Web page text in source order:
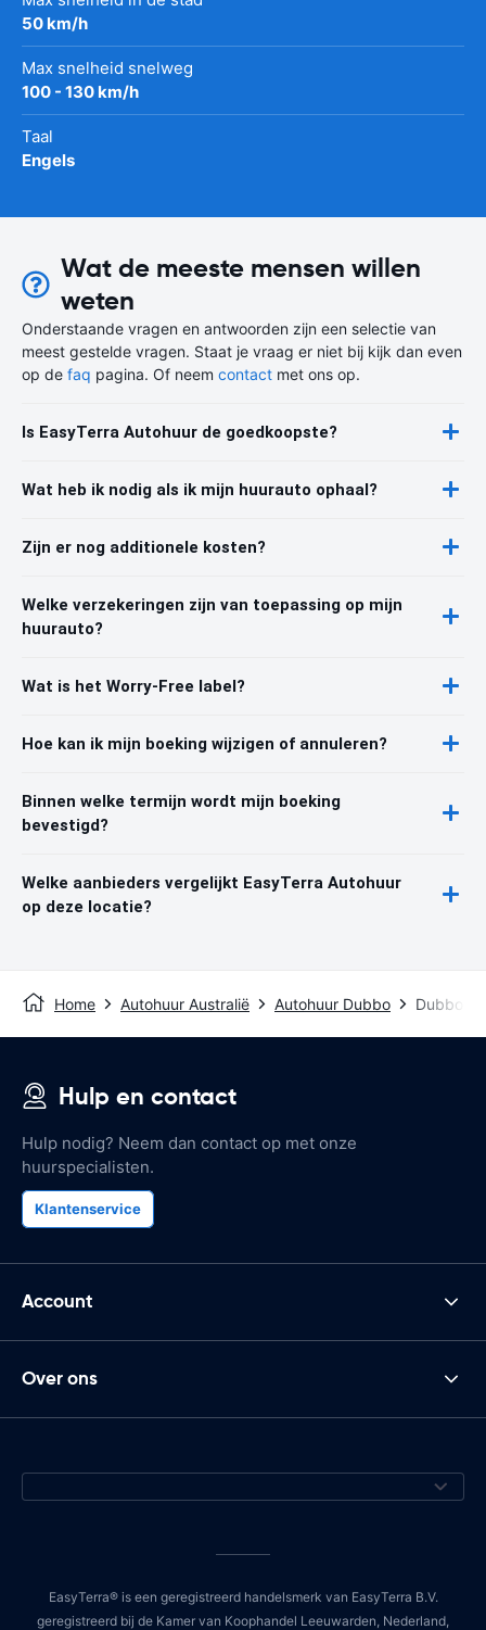
50 km/h
Max snelheid snelweg
100 - 130 km/h
Taal
Engels
Wat de meeste mensen willen
weten
Onderstaande vragen en antwoorden zijn een selectie van
meest gestelde vragen. Staat je vraag er niet bij kijk dan even
op de faq pagina. Of neem contact met ons op.
Is EasyTerra Autohuur de goedkoopste?
Wat heb ik nodig als ik mijn huurauto ophaal?
Zijn er nog additionele kosten?
Welke verzekeringen zijn van toepassing op mijn
huurauto?
Wat is het Worry-Free label?
Hoe kan ik mijn boeking wijzigen of annuleren?
Binnen welke termijn wordt mijn boeking
bevestigd?
Welke aanbieders vergelijkt EasyTerra Autohuur
op deze locatie?
Home Autohuur Australië Autohuur Dubbo Dubbo
Hulp en contact
Hulp nodig? Neem dan contact op met onze
huurspecialisten.
Klantenservice
Account
Over ons
EasyTerra® is een geregistreerd handelsmerk van EasyTerra B.V.
geregistreerd bij de Kamer van Koophandel Leeuwarden, Nederland,